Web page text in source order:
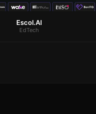
Escol.AI
EdTech